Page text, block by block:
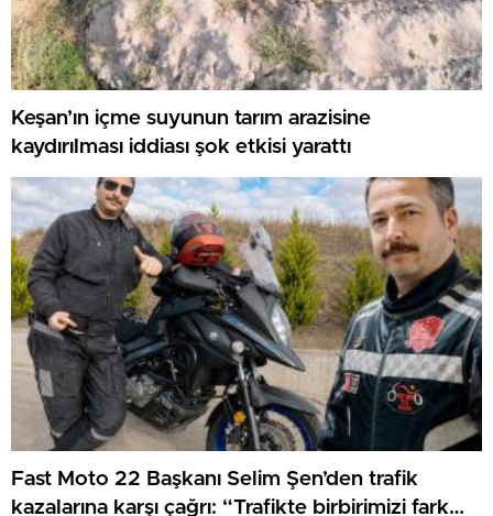
Keşan’ın içme suyunun tarım arazisine
kaydırılması iddiası şok etkisi yarattı
Fast Moto 22 Başkanı Selim Şen’den trafik
kazalarına karşı çağrı: “Trafikte birbirimizi fark